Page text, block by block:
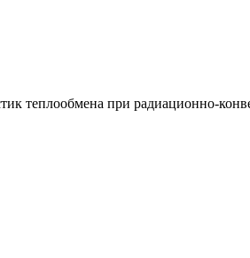
теплообмена при радиационно-